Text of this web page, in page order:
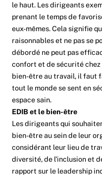
le haut. Les dirigeants
prenant le temps de
eux-mêmes. Cela signifie
raisonnables et ne pas se
débordé ne peut pas
confort et de sécurité chez
bien-être au travail, il faut
tout le monde se sent en
espace sain.
EDIB et le bien-être
Les dirigeants qui
bien-être au sein de leur
considérant leur lieu de
diversité, de l'inclusion et
rapport sur le leadership